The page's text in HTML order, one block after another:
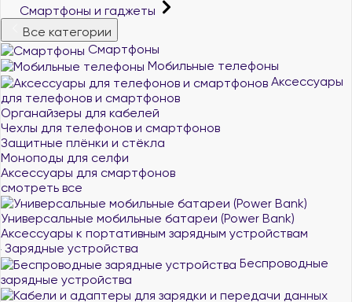
Смартфоны и гаджеты
Все категории
Смартфоны
Мобильные телефоны
Аксессуары
для телефонов и смартфонов
Органайзеры для кабелей
Чехлы для телефонов и смартфонов
Защитные плёнки и стёкла
Моноподы для селфи
Аксессуары для смартфонов
смотреть все
Универсальные мобильные батареи (Power Bank)
Аксессуары к портативным зарядным устройствам
Зарядные устройства
Беспроводные
зарядные устройства